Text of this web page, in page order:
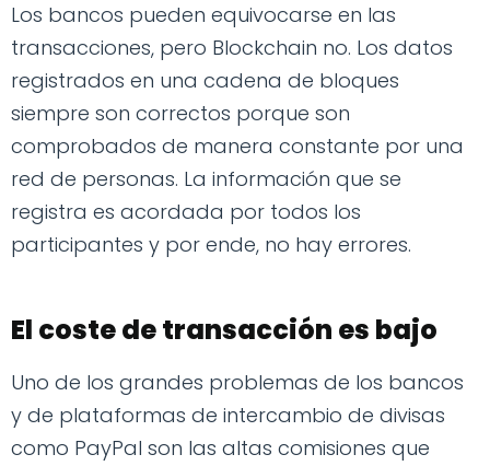
Los bancos pueden equivocarse en las
transacciones, pero Blockchain no. Los datos
registrados en una cadena de bloques
siempre son correctos porque son
comprobados de manera constante por una
red de personas. La información que se
registra es acordada por todos los
participantes y por ende, no hay errores.
El coste de transacción es bajo
Uno de los grandes problemas de los bancos
y de plataformas de intercambio de divisas
como PayPal son las altas comisiones que